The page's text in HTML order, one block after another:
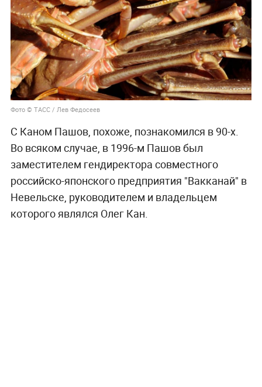
Фото © ТАСС / Лев Федосеев
С Каном Пашов, похоже, познакомился в 90-х.
Во всяком случае, в 1996-м Пашов был
заместителем гендиректора совместного
российско-японского предприятия "Вакканай" в
Невельске, руководителем и владельцем
которого являлся Олег Кан.